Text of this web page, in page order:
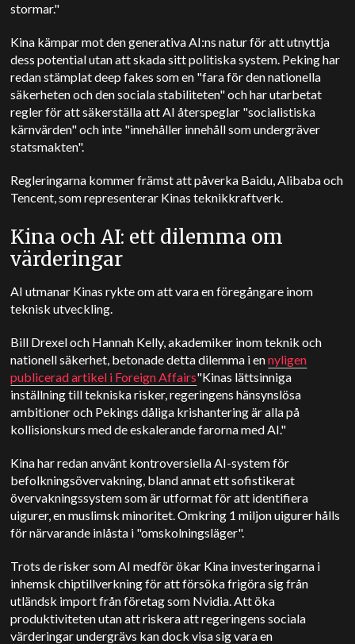
stormar."
Kina kämpar mot den generativa AI:ns natur för att utnyttja
dess potential utan att skada sitt politiska system. Peking har
redan stämplat deep fakes som en "fara för den nationella
säkerheten och den sociala stabiliteten" och har utarbetat
regler för att säkerställa att AI återspeglar "socialistiska
kärnvärden" och inte "innehåller innehåll som undergräver
statsmakten".
Regleringarna kommer främst att påverka Baidu, Alibaba och
Tencent, som representerar Kinas teknikkraftverk.
Kina och AI: ett dilemma om
värderingar
AI utmanar Kinas rykte om att vara en föregångare inom
teknisk utveckling.
Bill Drexel och Hannah Kelly, akademiker inom teknik och
nationell säkerhet, betonade detta dilemma i ennyligen
publicerad artikel i Foreign Affairs"Kinas lättsinniga
inställning till tekniska risker, regeringens hänsynslösa
ambitioner och Pekings dåliga krishantering är alla på
kollisionskurs med de eskalerande farorna med AI."
Kina har redan använt kontroversiella AI-system för
befolkningsövervakning, bland annat ett sofistikerat
övervakningssystem som är utformat för att identifiera
uigurer, en muslimsk minoritet. Omkring 1 miljon uigurer hålls
för närvarande inlåsta i "omskolningsläger".
Trots de risker som AI medför ökar Kina investeringarna i
inhemsk chiptillverkning för att försöka frigöra sig från
utländsk import från företag som Nvidia. Att öka
produktiviteten utan att riskera att regeringens sociala
värderingar undergrävs kan dock visa sig vara en